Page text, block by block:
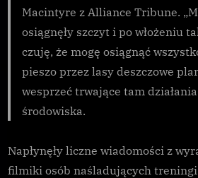
Macintyre z Alliance Tribune.
osiągnęły szczyt i po włożeniu
czuję, że mogę osiągnąć
pieszo przez lasy deszczowe
wesprzeć trwające tam
środowiska.
Napłynęły liczne wiadomości z
filmiki osób naśladujących treningi